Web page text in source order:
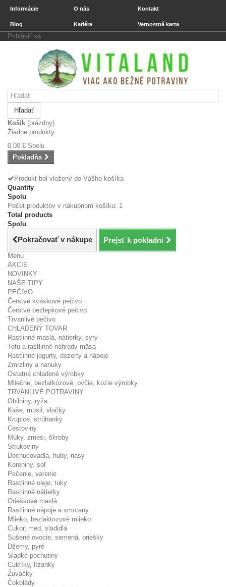
Informácie O nás Kontakt
Blog Kariéra Vernostná karta
Prihlásiť sa
Hľadať
Košík (prázdny)
Žiadne produkty
0,00 € Spolu
Pokladňa
Produkt bol vložený do Vášho košíka
Quantity
Spolu
Počet produktov v nákupnom košíku: 1
Total products
Spolu
Pokračovať v nákupe Prejsť k pokladni
Menu
AKCIE
NOVINKY
NAŠE TIPY
PEČIVO
Čerstvé kváskové pečivo
Čerstvé bezlepkové pečivo
Trvanlivé pečivo
CHLADENÝ TOVAR
Rastlinné maslá, nátierky, syry
Tofu a rastlinné náhrady mäsa
Rastlinné jogurty, dezerty a nápoje
Zmrzliny a nanuky
Ostatné chladené výrobky
Mliečne, bezlatkózové, ovčie, kozie výrobky
TRVANLIVÉ POTRAVINY
Obilniny, ryža
Kaše, müsli, vločky
Krupice, strúhanky
Cestoviny
Múky, zmesi, škroby
Strukoviny
Dochucovadlá, huby, riasy
Koreniny, soľ
Pečenie, varenie
Rastlinné oleje, tuky
Rastlinné nátierky
Orieškové maslá
Rastlinné nápoje a smotany
Mlieko, bezlaktozové mlieko
Cukor, med, sladidlá
Sušené ovocie, semená, oriešky
Džemy, pyré
Sladké pochutiny
Cukríky, lízanky
Žuvačky
Čokolády